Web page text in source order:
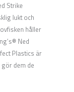
Strike
lukt och
håller
Ned
Plastics är
dem de